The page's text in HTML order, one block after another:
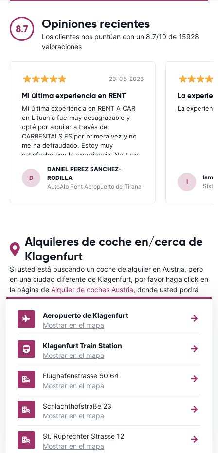
8.7 Opiniones recientes
Los clientes nos puntúan con un 8.7/10 de 15928
valoraciones
20-05-2026
Mi última experiencia en RENT
Mi última experiencia en RENT A CAR
en Lituania fue muy desagradable y
opté por alquilar a través de
CARRENTALS.ES por primera vez y no
me ha defraudado. Estoy muy
satisfecho con la experiencia. No tuve
invitaron a adquirir un seguro (como
había leído en varios blog). En mis
anteriores viajes nunca había alquilado
para ALBANIA
D
DANIEL PEREZ SANCHEZ-
RODILLA
AutoAlb Rent Aeropuerto de Tirana
La
La
I
Sixt
Alquileres de coche en/cerca de
Klagenfurt
Si usted está buscando un coche de alquiler en Austria, pero
en una ciudad diferente de Klagenfurt, por favor haga click en
la página de Alquiler de coches Austria, donde usted podrá
elegir en qué ciudad de Austria desea alquilar un coche.
Aeropuerto de Klagenfurt
Mostrar en el mapa
Klagenfurt Train Station
Mostrar en el mapa
Flughafenstrasse 60 64
Mostrar en el mapa
Schlachthofstraße 23
Mostrar en el mapa
St. Ruprechter Strasse 12
Mostrar en el mapa